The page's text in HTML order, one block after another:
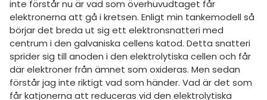
inte förstår nu är vad som överhuvudtaget får
elektronerna att gå i kretsen. Enligt min tankemodell så
börjar det breda ut sig ett elektronsnatteri med
centrum i den galvaniska cellens katod. Detta snatteri
sprider sig till anoden i den elektrolytiska cellen och får
där elektroner från ämnet som oxideras. Men sedan
förstår jag inte riktigt vad som händer. Vad är det som
får katjonerna att reduceras vid den elektrolytiska